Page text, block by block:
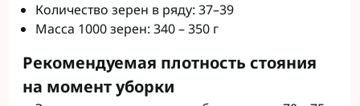
Количество зерен в ряду: 37–39
Масса 1000 зерен: 340 – 350 г
Рекомендуемая плотность стояния
на момент уборки